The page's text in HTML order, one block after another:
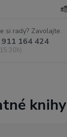
si rady? Zavolajte.
164 424
knihy